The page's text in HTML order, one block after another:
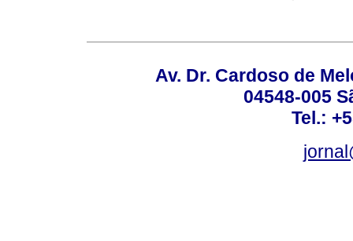
Av. Dr. Cardoso de
04548-005
Tel.: